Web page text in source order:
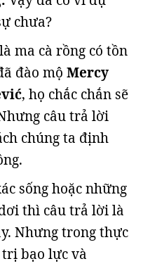
chưa?
ma cà rồng có tồn
đào mộ Mercy
, họ chắc chắn sẽ
câu trả lời
chúng ta định
sống hoặc những
thì câu trả lời là
Nhưng trong thực
bạo lực và